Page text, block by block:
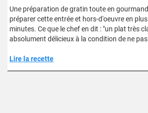
Une préparation de gratin toute en
préparer cette entrée et hors-d'oeuvre en
minutes. Ce que le chef en dit : "un plat très
absolument délicieux à la condition de ne
Lire la recette